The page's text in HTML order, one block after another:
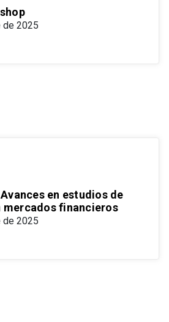
de 2025
en estudios de
mercados financieros
de 2025